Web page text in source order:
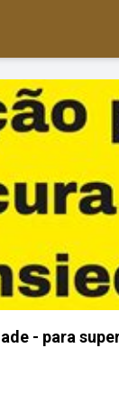
- para